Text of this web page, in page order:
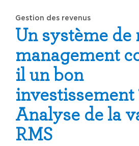
Gestion des revenus
Un système de
management
il un bon
investissement
Analyse de la
RMS